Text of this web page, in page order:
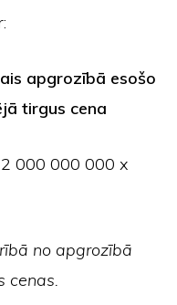
apgrozībā esošo
tirgus cena
000 000 000 x
no apgrozībā
cenas.